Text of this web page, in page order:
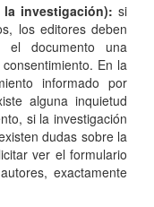
investigación): si
los editores deben
documento una
En la
informado por
alguna inquietud
si la investigación
dudas sobre la
ver el formulario
exactamente